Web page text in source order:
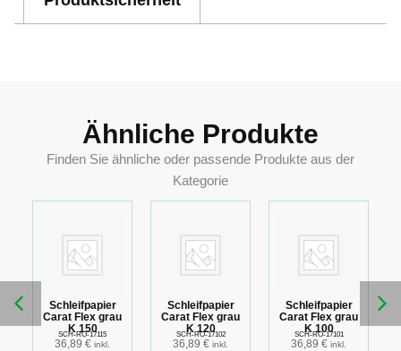
Ähnliche Produkte
Finden Sie ähnliche oder passende Produkte aus der
Kategorie
Schleifpapier
Carat Flex grau
K 150
SCH-RO-17115
36,89 € inkl.
Schleifpapier
Carat Flex grau
K 120
SCH-RO-17102
36,89 € inkl.
Schleifpapier
Carat Flex grau
K 100
SCH-RO-17101
36,89 € inkl.